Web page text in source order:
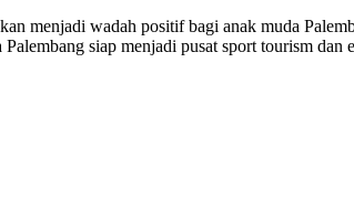
menjadi wadah positif bagi anak muda
siap menjadi pusat sport tourism